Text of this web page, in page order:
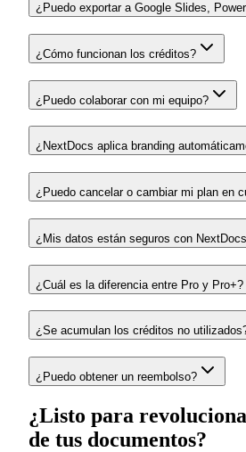
¿Puedo exportar a Google Slides,
¿Cómo funcionan los créditos?
¿Puedo colaborar con mi equipo?
¿NextDocs aplica branding
¿Puedo cancelar o cambiar mi plan en
¿Mis datos están seguros con
¿Cuál es la diferencia entre Pro y Pro+?
¿Se acumulan los créditos no
¿Puedo obtener un reembolso?
¿Listo para
de tus documentos?